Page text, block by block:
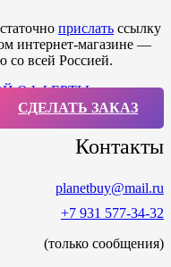
прислать ссылку
интернет-магазине —
со всей Россией.
ОФФЕРТЫ
СДЕЛАТЬ ЗАКАЗ
Контакты
planetbuy@mail.ru
+7 931 577-34-32
(только сообщения)